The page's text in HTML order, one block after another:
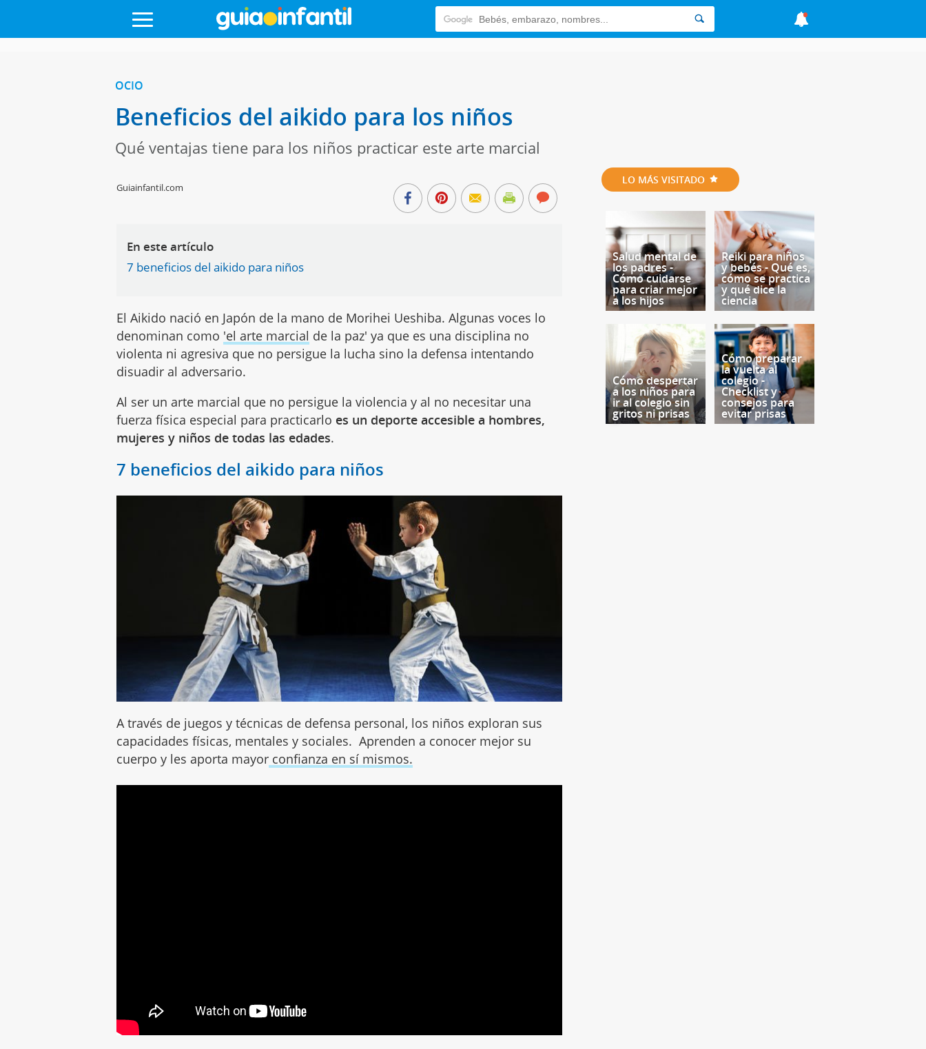
OCIO
Beneficios del aikido para los niños
Qué ventajas tiene para los niños practicar este arte marcial
Guiainfantil.com
En este artículo
7 beneficios del aikido para niños
El Aikido nació en Japón de la mano de Morihei Ueshiba. Algunas voces lo
denominan como 'el arte marcial de la paz' ya que es una disciplina no
violenta ni agresiva que no persigue la lucha sino la defensa intentando
disuadir al adversario.
Al ser un arte marcial que no persigue la violencia y al no necesitar una
fuerza física especial para practicarlo es un deporte accesible a hombres,
mujeres y niños de todas las edades.
7 beneficios del aikido para niños
A través de juegos y técnicas de defensa personal, los niños exploran sus
capacidades físicas, mentales y sociales. Aprenden a conocer mejor su
cuerpo y les aporta mayor confianza en sí mismos.
LO MÁS VISITADO
Salud mental de
los padres -
Cómo cuidarse
para criar mejor
a los hijos
Reiki para niños
y bebés - Qué es,
cómo se practica
y qué dice la
ciencia
Cómo despertar
a los niños para
ir al colegio sin
gritos ni prisas
Cómo preparar
la vuelta al
colegio -
Checklist y
consejos para
evitar prisas